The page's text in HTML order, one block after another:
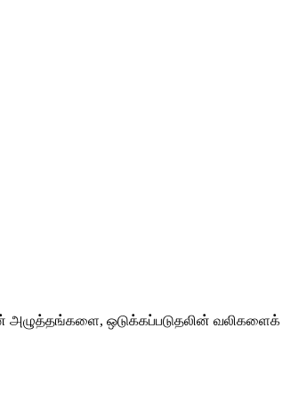
அழுத்தங்களை, ஒடுக்கப்படுதலின்